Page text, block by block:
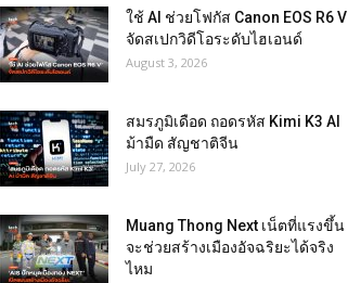
ใช้ AI ช่วยโฟกัส Canon EOS R6 V
จัดสเปกวิดีโอระดับไฮเอนด์
August 3, 2026
สมรภูมิเดือด ถอดรหัส Kimi K3 AI
ม้ามืด สัญชาติจีน
July 27, 2026
Muang Thong Next เน็ตที่แรงขึ้น
จะช่วยสร้างเมืองอัจฉริยะได้จริง
ไหม